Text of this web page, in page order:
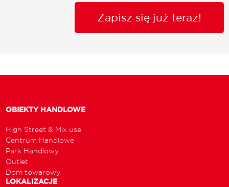
Zapisz się już teraz!
OBIEKTY HANDLOWE
High Street & Mix use
Centrum Handlowe
Park Handlowy
Outlet
Dom towarowy
LOKALIZACJE